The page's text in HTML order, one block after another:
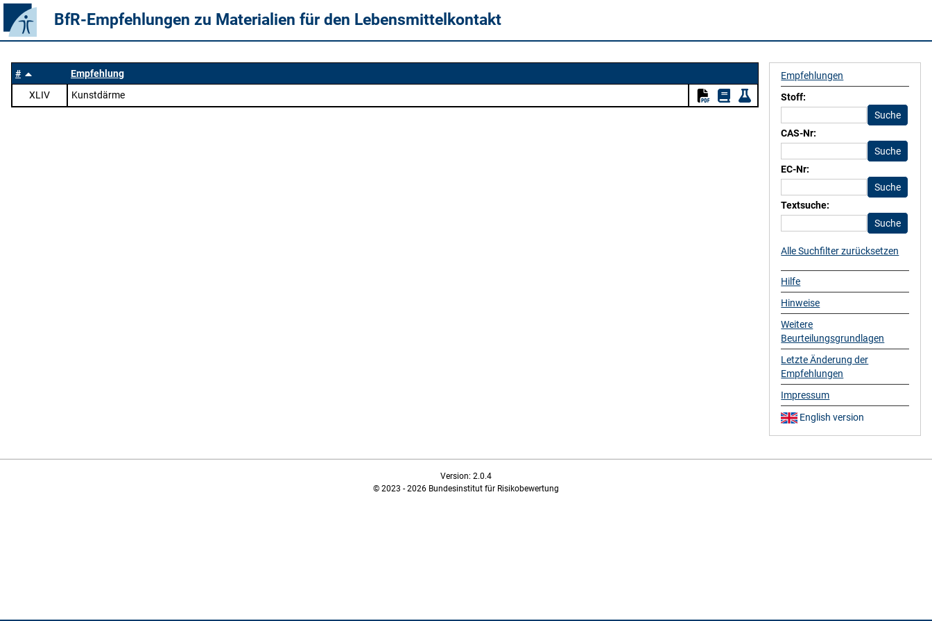
BfR-Empfehlungen zu Materialien für den Lebensmittelkontakt
#
Empfehlung
XLIV
Kunstdärme
Empfehlungen
Stoff:
CAS-Nr:
EC-Nr:
Textsuche:
Alle Suchfilter zurücksetzen
Hilfe
Hinweise
Weitere
Beurteilungsgrundlagen
Letzte Änderung der
Empfehlungen
Impressum
English version
Version: 2.0.4
© 2023 - 2026 Bundesinstitut für Risikobewertung